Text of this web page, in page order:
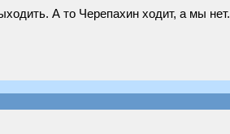
А то Черепахин ходит, а мы нет.